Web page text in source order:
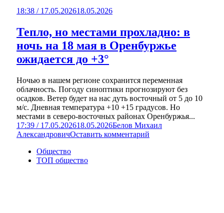
18:38 / 17.05.202618.05.2026
Тепло, но местами прохладно: в
ночь на 18 мая в Оренбуржье
ожидается до +3°
Ночью в нашем регионе сохранится переменная
облачность. Погоду синоптики прогнозируют без
осадков. Ветер будет на нас дуть восточный от 5 до 10
м/с. Дневная температура +10 +15 градусов. Но
местами в северо-восточных районах Оренбуржья...
17:39 / 17.05.202618.05.2026Белов Михаил
АлександровичОставить комментарий
Общество
ТОП общество